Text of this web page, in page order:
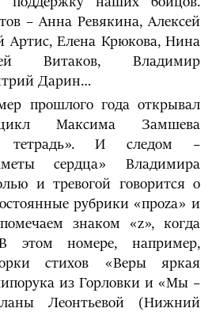
– Анна Ревякина, Алексей
Артис, Елена Крюкова, Нина
Витаков, Владимир
Дарин…
прошлого года открывал
Максима Замшева
тетрадь». И следом –
сердца» Владимира
и тревогой говорится о
рубрики «проzа» и
знаком «z», когда
номере, например,
стихов «Веры яркая
из Горловки и «Мы –
Леонтьевой (Нижний